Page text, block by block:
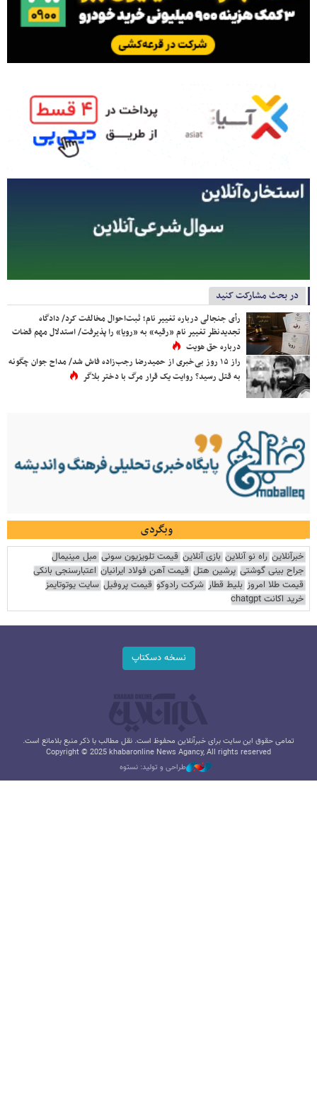
در بحث مشارکت کنید
رأی جنجالی درباره تغییر نام؛ ثبت‌احوال مخالفت کرد/ دادگاه
تجدیدنظر تغییر نام «رقیه» به «رویا» را پذیرفت/ استدلال مهم قضات
درباره حق هویت
راز ۱۵ روز بی‌خبری از حمیدرضا رجب‌زاده فاش شد/ مداح جوان چگونه
به قتل رسید؟ روایت یک قرار مرگ با دختر بلاگر
وبگردی
خبرآنلاین راه نو آنلاین بازی آنلاین قیمت تلویزیون سونی مبل مینیمال
جراح بینی گوشتی پرشین هتل قیمت آهن فولاد ایرانیان اعتبارسنجی بانکی
قیمت طلا امروز بلیط قطار شرکت رادوکو قیمت پروفیل سایت یوتوتایمز
خرید اکانت chatgpt
نسخه دسکتاپ
تمامی حقوق این سایت برای خبرآنلاین محفوظ است. نقل مطالب با ذکر منبع بلامانع است.
Copyright © 2025 khabaronline News Agancy, All rights reserved
طراحی و تولید: نستوه